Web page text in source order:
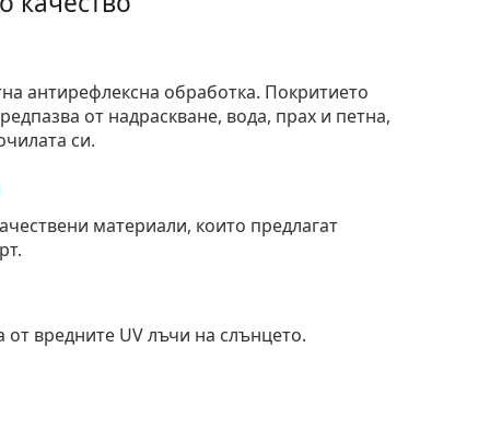
антирефлексна обработка. Покритието
от надраскване, вода, прах и петна,
си.
материали, които предлагат
вредните UV лъчи на слънцето.